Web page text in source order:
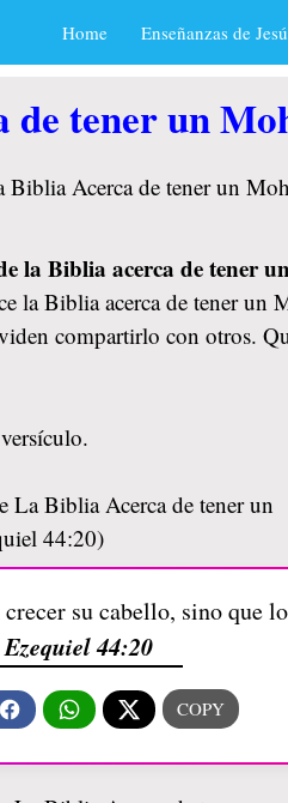
Home Enseñanzas de
de tener un
la Biblia acerca de tener
Biblia acerca de tener un
compartirlo con otros.
su cabello, sino que
Ezequiel 44:20